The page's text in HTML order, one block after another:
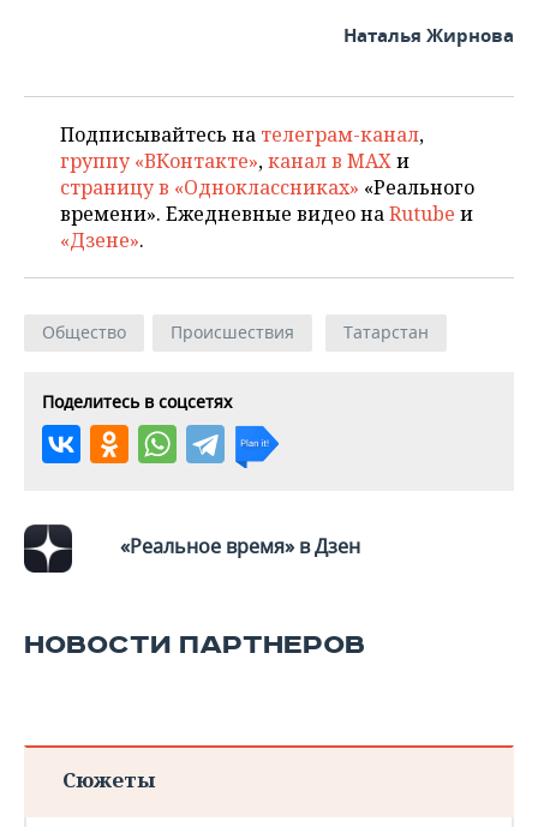
Наталья Жирнова
Подписывайтесь на телеграм-канал,
группу «ВКонтакте»,канал в MAXи
страницу в «Одноклассниках» «Реального
времени». Ежедневные видео наRutube и
«Дзене».
Общество Происшествия Татарстан
Поделитесь в соцсетях
«Реальное время» в Дзен
НОВОСТИ ПАРТНЕРОВ
Сюжеты